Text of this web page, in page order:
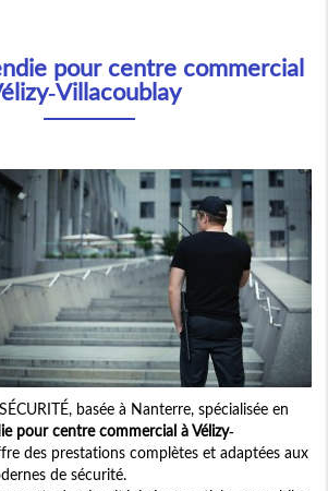
pour centre commercial
Villacoublay
basée à Nanterre, spécialisée en
pour centre commercial à Vélizy-
des prestations complètes et adaptées aux
de sécurité.